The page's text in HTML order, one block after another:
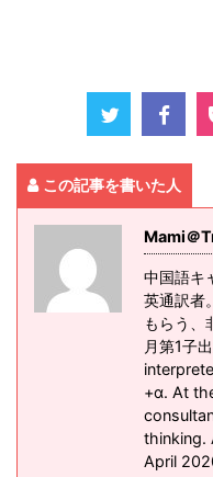
この記事を書いた人
Mami＠
中国語キ
英通訳者
もらう、
月第1子
+α. At
thinking.
April